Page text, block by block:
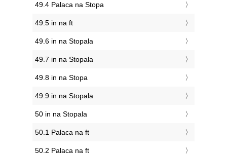
49.4 Palaca na Stopa
49.5 in na ft
49.6 in na Stopala
49.7 in na Stopala
49.8 in na Stopa
49.9 in na Stopala
50 in na Stopala
50.1 Palaca na ft
50.2 Palaca na ft